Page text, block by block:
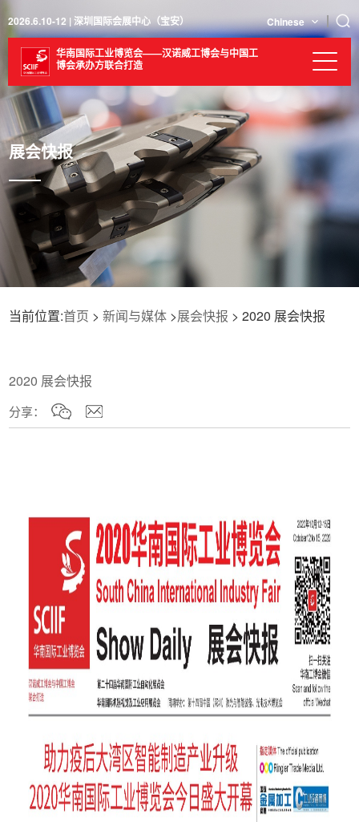
2026.6.10-12 | 深圳国际会展中心（宝安） Chinese
华南国际工业博览会——汉诺威工博会与中国工
博会承办方联合打造
展会快报
当前位置:首页 >新闻与媒体 >展会快报 > 2020 展会快报
2020 展会快报
分享：